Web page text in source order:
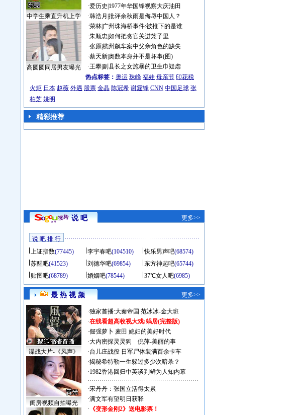
中学生乘直升机上学
高圆圆同居男友曝光
·爱历史 1977年华国锋视察大庆油田
·韩浩月 批评余秋雨是侮辱中国人？
·荣林| 广州珠海桥事件:被推下的是谁
·朱顺忠 如何把贪官关进笼子里
·张原|杭州飙车案中父亲角色的缺失
·蔡天新|奥数本身并不是坏事(图)
·王攀|副县长之女施暴的卫生巾疑虑
热点标签： 奥运 珠峰 福娃 母亲节 印花税
火炬 日本 赵薇 外遇 股票 金晶 陈冠希 谢霆锋 CNN 中国足球 张
柏芝 姚明
精彩推荐
说 吧 更多>>
说 吧 排 行
上证指数(77445) 李宇春吧(104510) 快乐男声吧(68574)
苏醒吧(41523) 刘德华吧(69854) 东方神起吧(65744)
贴图吧(68789) 婚姻吧(78544) 37℃女人吧(6985)
最 热 视 频 更多>>
谍战大片-《风声》
闺房视频自拍曝光
·独家首播:大秦帝国 范冰冰-金大班
·在线看超高收视大戏:蜗居(完整版)
·倔强萝卜 麦田 媳妇的美好时代
·大内密探灵灵狗
倪萍-美丽的事
·台儿庄战役 日军尸体装满百余卡车
·揭秘希特勒一生躲过多少次暗杀？
·1982香港回归中英谈判鲜为人知内幕
·宋丹丹：张国立活得太累
·满文军有望明日获释
· 《变形金刚2》送电影票！